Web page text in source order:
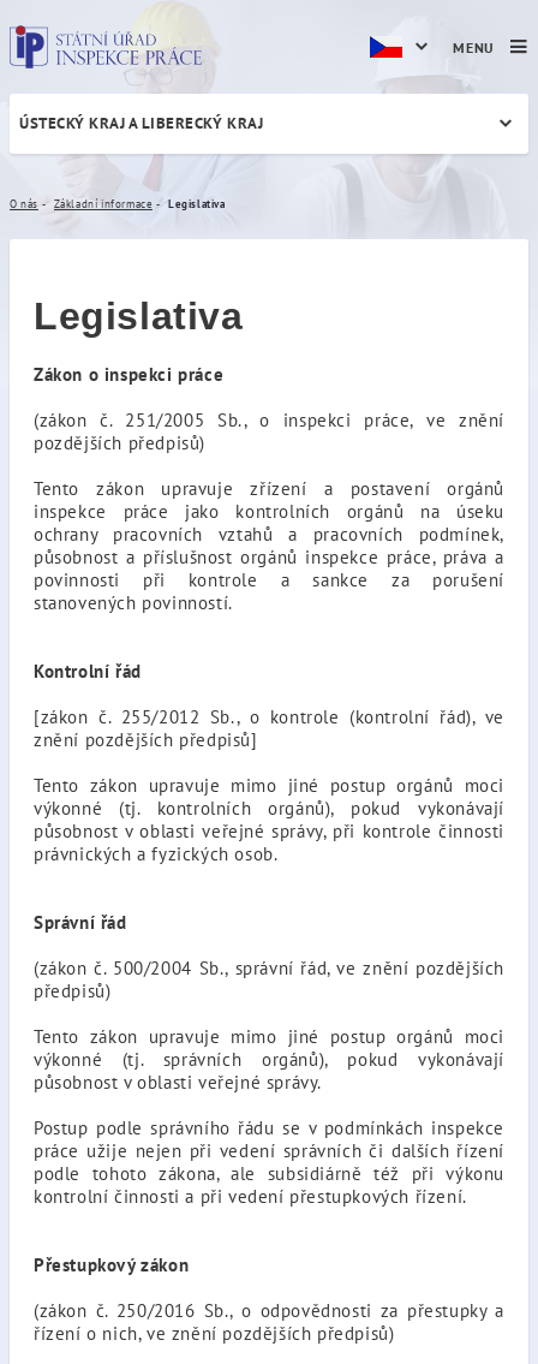
Legislativa
ÚSTECKÝ KRAJ A LIBERECKÝ KRAJ
O nás Základní informace Legislativa
Legislativa
Zákon o inspekci práce
(zákon č. 251/2005 Sb., o inspekci práce, ve znění
pozdějších předpisů)
Tento zákon upravuje zřízení a postavení orgánů
inspekce práce jako kontrolních orgánů na úseku
ochrany pracovních vztahů a pracovních podmínek,
působnost a příslušnost orgánů inspekce práce, práva a
povinnosti při kontrole a sankce za porušení
stanovených povinností.
Kontrolní řád
[zákon č. 255/2012 Sb., o kontrole (kontrolní řád), ve
znění pozdějších předpisů]
Tento zákon upravuje mimo jiné postup orgánů moci
výkonné (tj. kontrolních orgánů), pokud vykonávají
působnost v oblasti veřejné správy, při kontrole činnosti
právnických a fyzických osob.
Správní řád
(zákon č. 500/2004 Sb., správní řád, ve znění pozdějších
předpisů)
Tento zákon upravuje mimo jiné postup orgánů moci
výkonné (tj. správních orgánů), pokud vykonávají
působnost v oblasti veřejné správy.
Postup podle správního řádu se v podmínkách inspekce
práce užije nejen při vedení správních či dalších řízení
podle tohoto zákona, ale subsidiárně též při výkonu
kontrolní činnosti a při vedení přestupkových řízení.
Přestupkový zákon
(zákon č. 250/2016 Sb., o odpovědnosti za přestupky a
řízení o nich, ve znění pozdějších předpisů)
MENU